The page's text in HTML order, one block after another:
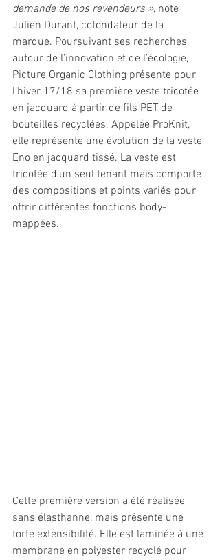
demande de nos revendeurs », note
Julien Durant, cofondateur de la
marque. Poursuivant ses recherches
autour de l’innovation et de l’écologie,
Picture Organic Clothing présente pour
l’hiver 17/18 sa première veste tricotée
en jacquard à partir de fils PET de
bouteilles recyclées. Appelée ProKnit,
elle représente une évolution de la veste
Eno en jacquard tissé. La veste est
tricotée d’un seul tenant mais comporte
des compositions et points variés pour
offrir différentes fonctions body-
mappées.
Cette première version a été réalisée
sans élasthanne, mais présente une
forte extensibilité. Elle est laminée à une
membrane en polyester recyclé pour